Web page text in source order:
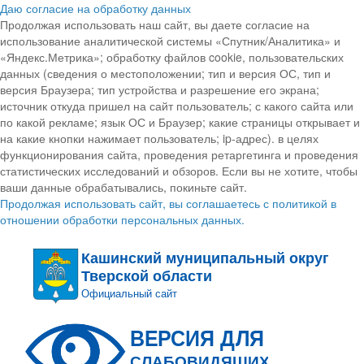
Даю согласие на обработку данных
Продолжая использовать наш сайт, вы даете согласие на
использование аналитической системы «Спутник/Аналитика» и
«Яндекс.Метрика»; обработку файлов cookie, пользовательских
данных (сведения о местоположении; тип и версия ОС, тип и
версия Браузера; тип устройства и разрешение его экрана;
источник откуда пришел на сайт пользователь; с какого сайта или
по какой рекламе; язык ОС и Браузер; какие страницы открывает и
на какие кнопки нажимает пользователь; ip-адрес). в целях
функционирования сайта, проведения ретаргетинга и проведения
статистических исследований и обзоров. Если вы не хотите, чтобы
ваши данные обрабатывались, покиньте сайт.
Продолжая использовать сайт, вы соглашаетесь с политикой в
отношении обработки персональных данных.